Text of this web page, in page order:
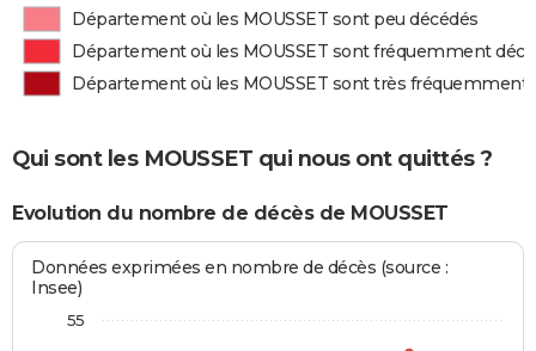
Département où les MOUSSET sont peu décédés
Département où les MOUSSET sont fréquemment
Département où les MOUSSET sont très fréquemment
Qui sont les MOUSSET qui nous ont quittés ?
Evolution du nombre de décès de MOUSSET
Données exprimées en nombre de décès (source :
Insee)
55